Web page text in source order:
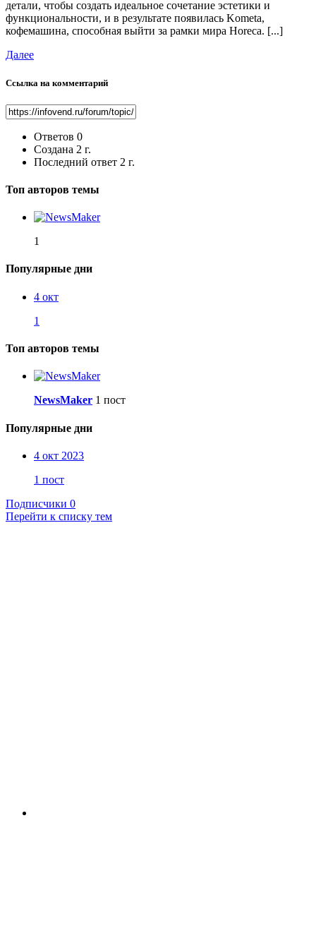
детали, чтобы создать идеальное сочетание эстетики и
функциональности, и в результате появилась Kometa,
кофемашина, способная выйти за рамки мира Horeca. [...]
Далее
Ссылка на комментарий
Ответов 0
Создана 2 г.
Последний ответ 2 г.
Топ авторов темы
1
Популярные дни
4 окт
1
Топ авторов темы
NewsMaker 1 пост
Популярные дни
4 окт 2023
1 пост
Подписчики 0
Перейти к списку тем